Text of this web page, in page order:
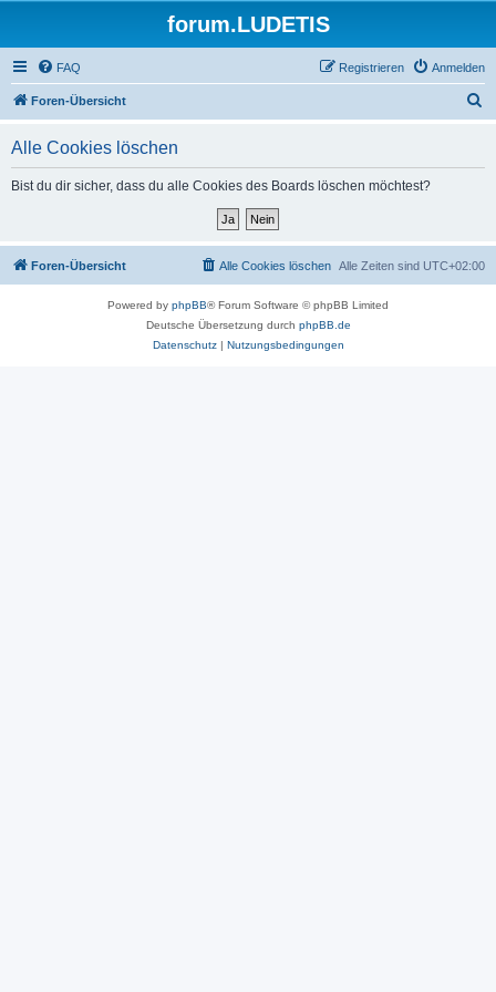
forum.LUDETIS
FAQ Anmelden
Registrieren
Foren-Übersicht
Alle Cookies löschen
Bist du dir sicher, dass du alle Cookies des Boards löschen möchtest?
Foren-Übersicht Alle Zeiten sind UTC+02:00
Alle Cookies löschen
Powered by phpBB® Forum Software © phpBB Limited
Deutsche Übersetzung durch phpBB.de
Datenschutz| Nutzungsbedingungen